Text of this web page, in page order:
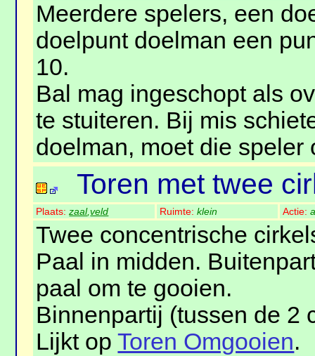
Meerdere spelers, een
doelpunt doelman een
10.
Bal mag ingeschopt als
te stuiteren. Bij mis
doelman, moet die speler
Toren met twee
Plaats:zaal,veld Ruimte:klein Actie:
Twee concentrische
Paal in midden.
paal om te gooien.
Binnenpartij (tussen de 2
Lijkt opToren Omgooien.